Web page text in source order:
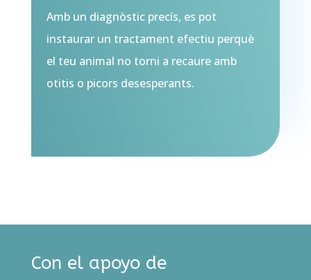
Amb un diagnòstic precís, es pot
instaurar un tractament efectiu perquè
el teu animal no torni a recaure amb
otitis o picors desesperants.
Con el apoyo de